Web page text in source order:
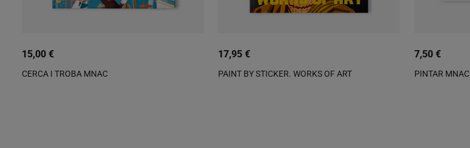
15,00 €
CERCA I TROBA MNAC
17,95 €
PAINT BY STICKER. WORKS OF ART
7,50 €
PINTAR MNAC